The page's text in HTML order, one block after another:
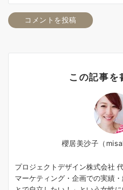
この記事を
櫻居美沙子（
プロジェクトデザイン株式会社
マーケティング・企画での実績